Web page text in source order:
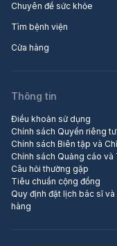
Chuyên đề sức khỏe
Tìm bệnh viện
Cửa hàng
Thông tin
Điều khoản sử dụng
Chính sách Quyền riêng tư
Chính sách Biên tập và
Chính sách Quảng cáo và
Câu hỏi thường gặp
Tiêu chuẩn cộng đồng
Quy định đặt lịch bác sĩ và
hàng